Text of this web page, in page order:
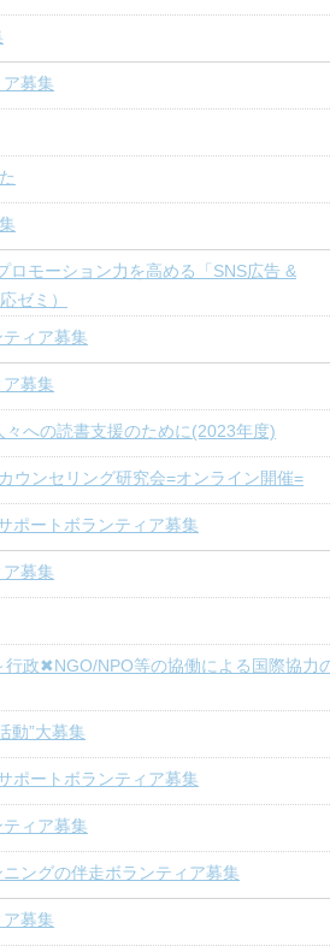
募集
ロモーション力を高める「SNS広告 &
ゼミ）
ィア募集
募集
への読書支援のために(2023年度)
ウンセリング研究会=オンライン開催=
ポートボランティア募集
募集
政✖NGO/NPO等の協働による国際協力
動”大募集
ポートボランティア募集
ィア募集
ングの伴走ボランティア募集
募集